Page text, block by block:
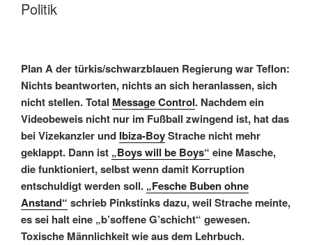
Politik
Plan A der türkis/schwarzblauen Regierung war Teflon:
Nichts beantworten, nichts an sich heranlassen, sich
nicht stellen. Total Message Control. Nachdem ein
Videobeweis nicht nur im Fußball zwingend ist, hat das
bei Vizekanzler und Ibiza-BoyStrache nicht mehr
geklappt. Dann ist „Boys will be Boys“ eine Masche,
die funktioniert, selbst wenn damit Korruption
entschuldigt werden soll. „Fesche Buben ohne
Anstand“ schrieb Pinkstinks dazu, weil Strache meinte,
es sei halt eine „b’soffene G’schicht“ gewesen.
Toxische Männlichkeit wie aus dem Lehrbuch.